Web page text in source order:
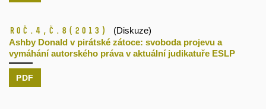
Roč.4, č.8 (2013)
(Diskuze)
Ashby Donald v pirátské zátoce: svoboda projevu a
vymáhání autorského práva v aktuální judikatuře ESLP
PDF